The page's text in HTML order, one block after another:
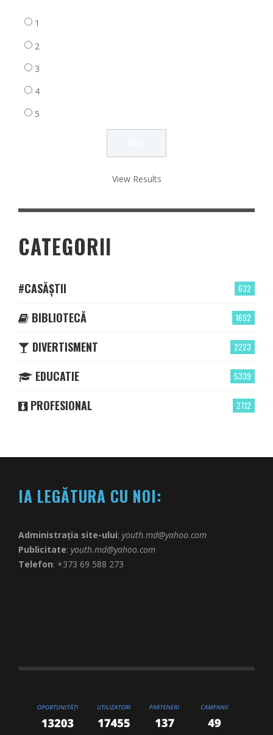
1
2
3
4
5
View Results
CATEGORII
632
#CASĂȘTII
1692
BIBLIOTECĂ
2223
DIVERTISMENT
5339
EDUCATIE
2712
PROFESIONAL
IA LEGĂTURA CU NOI:
Administrația site-ului: youth.md@yahoo.com
Publicitate: youth.md@yahoo.com
Telefon: +373 69 588 273